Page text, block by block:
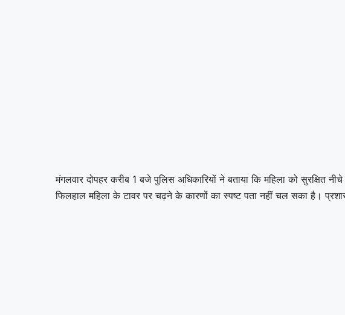
मंगलवार दोपहर करीब 1 बजे पुलिस अधिकारियों ने बताया कि महिला को सुरक्षित
फिलहाल महिला के टावर पर चढ़ने के कारणों का स्पष्ट पता नहीं चल सका है।